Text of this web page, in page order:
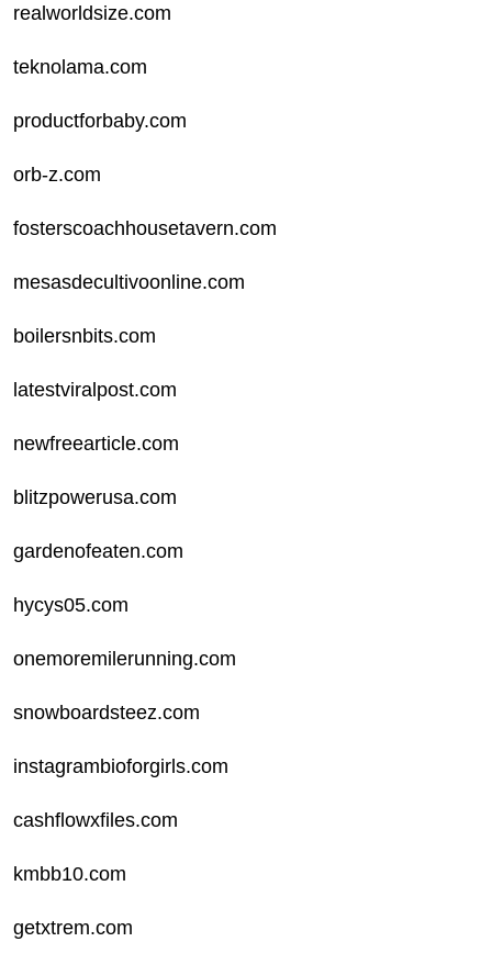
realworldsize.com
teknolama.com
productforbaby.com
orb-z.com
fosterscoachhousetavern.com
mesasdecultivoonline.com
boilersnbits.com
latestviralpost.com
newfreearticle.com
blitzpowerusa.com
gardenofeaten.com
hycys05.com
onemoremilerunning.com
snowboardsteez.com
instagrambioforgirls.com
cashflowxfiles.com
kmbb10.com
getxtrem.com